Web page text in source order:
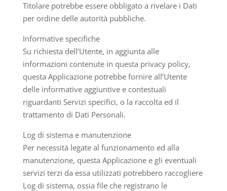
Titolare potrebbe essere obbligato a rivelare i Dati
per ordine delle autorità pubbliche.
Informative specifiche
Su richiesta dell’Utente, in aggiunta alle
informazioni contenute in questa privacy policy,
questa Applicazione potrebbe fornire all’Utente
delle informative aggiuntive e contestuali
riguardanti Servizi specifici, o la raccolta ed il
trattamento di Dati Personali.
Log di sistema e manutenzione
Per necessità legate al funzionamento ed alla
manutenzione, questa Applicazione e gli eventuali
servizi terzi da essa utilizzati potrebbero raccogliere
Log di sistema, ossia file che registrano le